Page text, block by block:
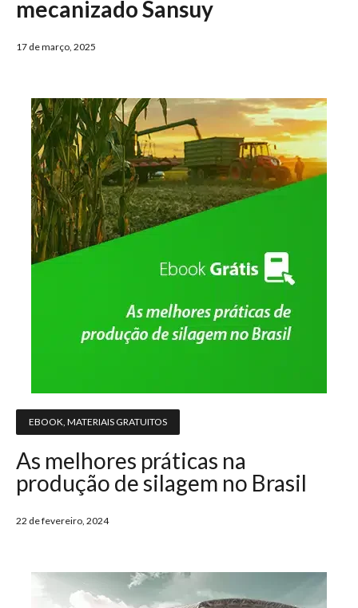
mecanizado Sansuy
17 de março, 2025
EBOOK MATERIAIS GRATUITOS
As melhores práticas na
produção de silagem no Brasil
22 de fevereiro, 2024